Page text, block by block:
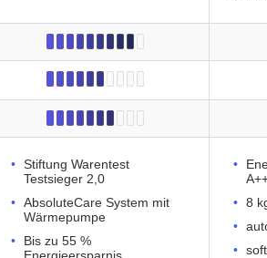
Stiftung Warentest
Testsieger 2,0
AbsoluteCare System mit
Wärmepumpe
Bis zu 55 %
8